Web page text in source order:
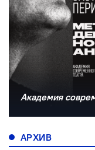
Академия
АРХИВ